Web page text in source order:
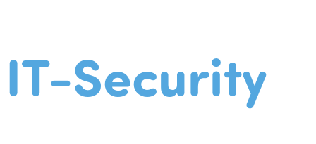
IT-Security